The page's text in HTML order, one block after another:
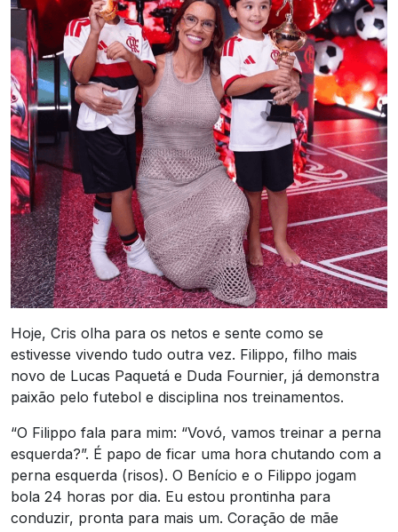
Hoje, Cris olha para os netos e sente como se
estivesse vivendo tudo outra vez. Filippo, filho mais
novo de Lucas Paquetá e Duda Fournier, já demonstra
paixão pelo futebol e disciplina nos treinamentos.
“O Filippo fala para mim: “Vovó, vamos treinar a perna
esquerda?”. É papo de ficar uma hora chutando com a
perna esquerda (risos). O Benício e o Filippo jogam
bola 24 horas por dia. Eu estou prontinha para
conduzir, pronta para mais um. Coração de mãe